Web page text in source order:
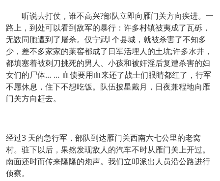
听说去打仗，谁不高兴?部队立即向雁门关方向疾进。一
路上，到处可以看到敌军的暴行：许多村镇被夷成了瓦砾，
无数同胞遭到了屠杀。仅宁武l 个县城，就被杀害了不知多
少，差不多家家的莱窖都成了日军活埋人的土坑;许多水井，
都填塞着被刺刀挑死的男人、小孩和被奸淫后复遭杀害的妇
女们的尸体… … 血债要用血来还了战士们眼睛都红了，行军
不愿休息，住下不想吃饭。队伍披星戴月，日夜兼程地向雁
门关方向赶去。
经过3 天的急行军，部队到达雁门关西南六七公里的老窝
村。驻下以后，果然发现敌人的汽车不时从雁门关上开过。
南面还时而传来隆隆的炮声。我们立叩派出人员沿公路进行
侦察。